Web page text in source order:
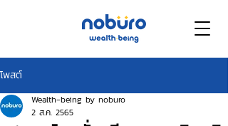
โพสต์
Wealth-being by noburo
2 ส.ค. 2565